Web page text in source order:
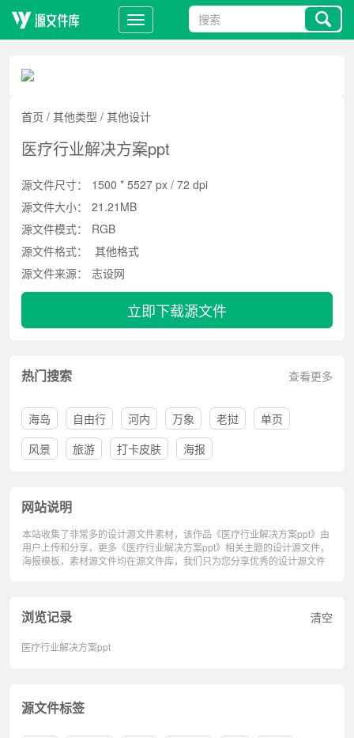
首页 / 其他类型 / 其他设计
医疗行业解决方案ppt
源文件尺寸：
1500 * 5527 px / 72 dpi
源文件大小：
21.21MB
源文件模式：
RGB
源文件格式：
其他格式
源文件来源：
志设网
立即下载源文件
热门搜索 查看更多
海岛 自由行 河内 万象 老挝
单页
风景
旅游 打卡皮肤 海报
网站说明
本站收集了非常多的设计源文件素材，该作品《医疗行业解决方案ppt》由
用户上传和分享，更多《医疗行业解决方案ppt》相关主题的设计源文件，
海报模板，素材源文件均在源文件库，我们只为您分享优秀的设计源文件
浏览记录 清空
医疗行业解决方案ppt
源文件标签